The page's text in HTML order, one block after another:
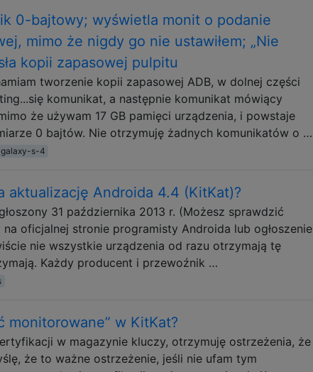
0-bajtowy; wyświetla monit o podanie
mimo że nigdy go nie ustawiłem; „Nie
kopii zapasowej pulpitu
tworzenie kopii zapasowej ADB, w dolnej części
komunikat, a następnie komunikat mówiący
że używam 17 GB pamięci urządzenia, i powstaje
0 bajtów. Nie otrzymuję żadnych komunikatów o …
s-4
aktualizację Androida 4.4 (KitKat)?
31 października 2013 r. (Możesz sprawdzić
oficjalnej stronie programisty Androida lub ogłoszenie
nie wszystkie urządzenia od razu otrzymają tę
Każdy producent i przewoźnik …
monitorowane” w KitKat?
w magazynie kluczy, otrzymuję ostrzeżenia, że
że to ważne ostrzeżenie, jeśli nie ufam tym